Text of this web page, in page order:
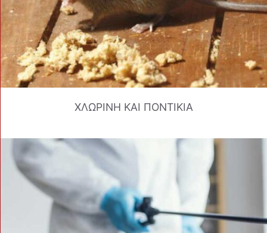
ΧΛΩΡΙΝΗ ΚΑΙ ΠΟΝΤΙΚΙΑ